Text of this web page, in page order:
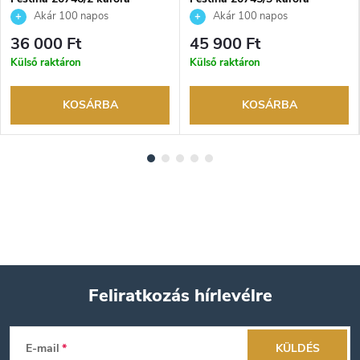
Akár 100 napos
visszaküldési lehetőség. Hivatalos
márkakereskedő.
36 000 Ft
Külső raktáron
KOSÁRBA
Akár 100 napos
visszaküldési lehetőség. Hivatalos
márkakereskedő.
45 900 Ft
Külső raktáron
KOSÁRBA
L
Feliratkozás hírlevélre
E-mail KÜLDÉS